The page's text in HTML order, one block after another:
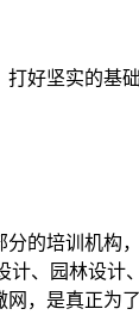
好坚实的基
的培训机构
、园林设计
，是真正为